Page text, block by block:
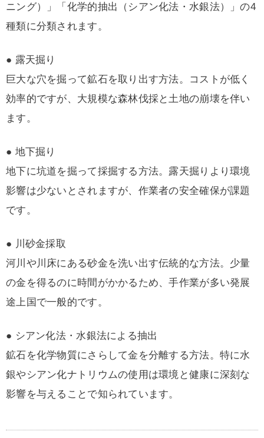
ニング）」「化学的抽出（シアン化法・水銀法）」の4
種類に分類されます。
● 露天掘り
巨大な穴を掘って鉱石を取り出す方法。コストが低く
効率的ですが、大規模な森林伐採と土地の崩壊を伴い
ます。
● 地下掘り
地下に坑道を掘って採掘する方法。露天掘りより環境
影響は少ないとされますが、作業者の安全確保が課題
です。
● 川砂金採取
河川や川床にある砂金を洗い出す伝統的な方法。少量
の金を得るのに時間がかかるため、手作業が多い発展
途上国で一般的です。
● シアン化法・水銀法による抽出
鉱石を化学物質にさらして金を分離する方法。特に水
銀やシアン化ナトリウムの使用は環境と健康に深刻な
影響を与えることで知られています。